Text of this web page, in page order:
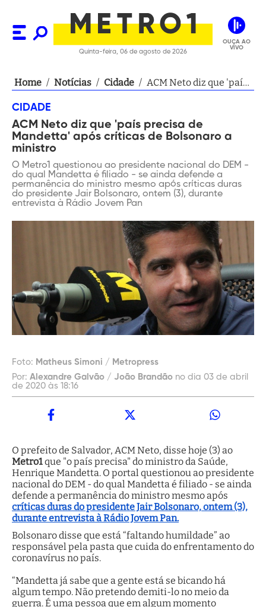
Quinta-feira, 06 de agosto de 2026
OUÇA AO
VIVO
Home / Notícias / Cidade / ACM Neto diz que 'país
Bolsonaro a ministro
CIDADE
ACM Neto diz que 'país precisa de
Mandetta' após críticas de Bolsonaro a
ministro
O Metro1 questionou ao presidente nacional do DEM -
do qual Mandetta é filiado - se ainda defende a
permanência do ministro mesmo após críticas duras
do presidente Jair Bolsonaro, ontem (3), durante
entrevista à Rádio Jovem Pan
Foto: Matheus Simoni / Metropress
Por: Alexandre Galvão / João Brandão no dia 03 de abril
de 2020 às 18:16
O prefeito de Salvador, ACM Neto, disse hoje (3) ao
Metro1que "o país precisa" do ministro da Saúde,
Henrique Mandetta. O portal questionou ao presidente
nacional do DEM - do qual Mandetta é filiado - se ainda
defende a permanência do ministro mesmo após
críticas duras do presidente Jair Bolsonaro, ontem (3),
durante entrevista à Rádio Jovem Pan.
Bolsonaro disse que está “faltando humildade” ao
responsável pela pasta que cuida do enfrentamento do
coronavírus no país.
“Mandetta já sabe que a gente está se bicando há
algum tempo. Não pretendo demiti-lo no meio da
guerra. É uma pessoa que em algum momento